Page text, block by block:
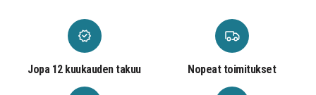
Jopa 12 kuukauden takuu Nopeat toimitukset